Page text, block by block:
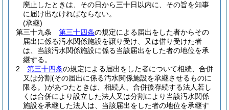
廃止したときは、その日から三十日以内に、その旨を知事
に届け出なければならない。
(承継)
第三十九条
第三十四条の規定による届出をした者からその
届出に係る汚水関係施設を譲り受け、又は借り受けた者
は、当該汚水関係施設に係る当該届出をした者の地位を承
継する。
2
第三十四条の規定による届出をした者について相続、合併
又は分割(その届出に係る汚水関係施設を承継させるものに
限る。)があつたときは、相続人、合併後存続する法人若し
くは合併により設立した法人又は分割により当該汚水関係
施設を承継した法人は、当該届出をした者の地位を承継す